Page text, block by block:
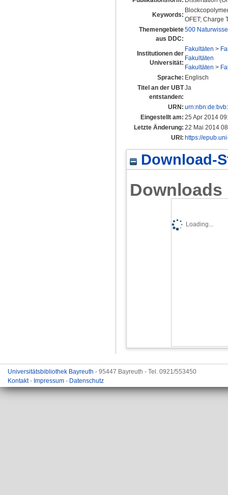
Keywords:
OFET; Charge
Themengebiete
aus DDC:
500
Institutionen der
Universität:
Fakultäten >
Fakultäten
Fakultäten >
Sprache: Englisch
Titel an der UBT
entstanden:
Ja
URN:
Eingestellt am: 25 Apr 2014
Letzte Änderung: 22 Mai 2014
URI: https://
Download-
Downloads
Loading...
Universitätsbibliothek Bayreuth - 95447 Bayreuth - Tel. 0921/553450
Kontakt- Impressum - Datenschutz